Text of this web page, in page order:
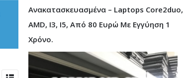
Ανακατασκευασμένα – Laptops Core2duo,
AMD, I3, I5, Από 80 Ευρώ Με Εγγύηση 1
Χρόνο.